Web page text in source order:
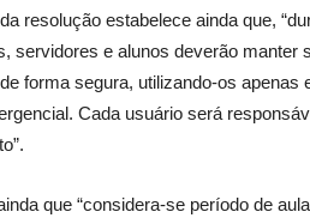
resolução estabelece ainda que,
servidores e alunos deverão manter
forma segura, utilizando-os
Cada usuário será
que “considera-se período de